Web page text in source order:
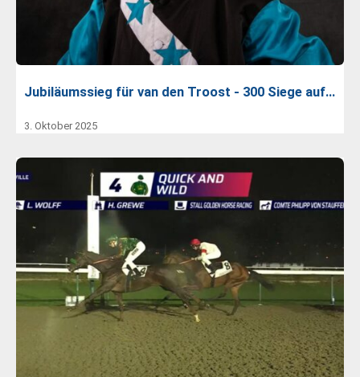
Jubiläumssieg für van den Troost - 300 Siege auf…
3. Oktober 2025